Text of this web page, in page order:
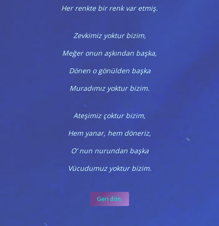
Her renkte bir renk var etmiş.
Zevkimiz yoktur bizim,
Meğer onun aşkından başka,
Dönen o gönülden başka
Muradımız yoktur bizim.
Ateşimiz çoktur bizim,
Hem yanar, hem döneriz,
O’ nun nurundan başka
Vücudumuz yoktur bizim.
Geri dön.